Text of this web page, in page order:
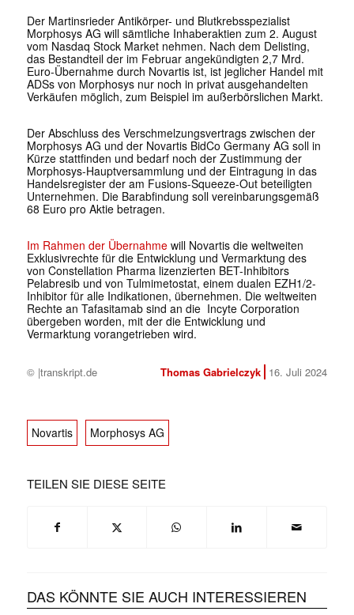
Der Martinsrieder Antikörper- und Blutkrebsspezialist
Morphosys AG will sämtliche Inhaberaktien zum 2. August
vom Nasdaq Stock Market nehmen. Nach dem Delisting,
das Bestandteil der im Februar angekündigten 2,7 Mrd.
Euro-Übernahme durch Novartis ist, ist jeglicher Handel mit
ADSs von Morphosys nur noch in privat ausgehandelten
Verkäufen möglich, zum Beispiel im außerbörslichen Markt.
Der Abschluss des Verschmelzungsvertrags zwischen der
Morphosys AG und der Novartis BidCo Germany AG soll in
Kürze stattfinden und bedarf noch der Zustimmung der
Morphosys-Hauptversammlung und der Eintragung in das
Handelsregister der am Fusions-Squeeze-Out beteiligten
Unternehmen. Die Barabfindung soll vereinbarungsgemäß
68 Euro pro Aktie betragen.
Im Rahmen der Übernahmewill Novartis die weltweiten
Exklusivrechte für die Entwicklung und Vermarktung des
von Constellation Pharma lizenzierten BET-Inhibitors
Pelabresib und von Tulmimetostat, einem dualen EZH1/2-
Inhibitor für alle Indikationen, übernehmen. Die weltweiten
Rechte an Tafasitamab sind an die Incyte Corporation
übergeben worden, mit der die Entwicklung und
Vermarktung vorangetrieben wird.
© |transkript.de Thomas Gabrielczyk 16. Juli 2024
Novartis Morphosys AG
TEILEN SIE DIESE SEITE
DAS KÖNNTE SIE AUCH INTERESSIEREN